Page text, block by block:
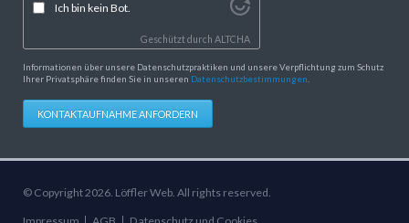
Ich bin kein Bot.
Geschützt durchALTCHA
Informationen über unsere Datenschutzpraktiken und unsere Verpflichtung zum Schutz
Ihrer Privatsphäre finden Sie in unseren Datenschutzbestimmungen
KONTAKTAUFNAHME ANFORDERN
© Copyright 2026. Löffler Web. All rights reserved.
Navigation